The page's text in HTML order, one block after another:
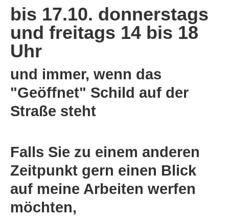
bis 17.10. donnerstags
und freitags 14 bis 18
Uhr
und immer, wenn das
"Geöffnet" Schild auf der
Straße steht
Falls Sie zu einem anderen
Zeitpunkt gern einen Blick
auf meine Arbeiten werfen
möchten,